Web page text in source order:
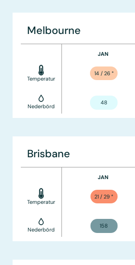
Melbourne
Temperatur
Nederbörd
JAN
14 / 26°
48
Brisbane
Temperatur
Nederbörd
JAN
21 / 29 °
158